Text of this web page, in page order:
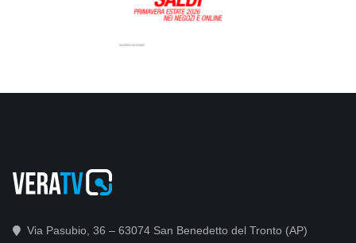
Via Pasubio, 36 – 63074 San Benedetto del Tronto (AP)